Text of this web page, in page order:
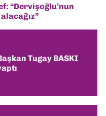
“Dervişoğlu’nun
Tugay BASKI